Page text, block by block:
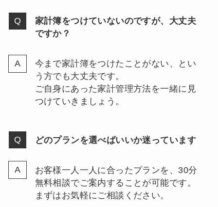
家計簿をつけていないのですが、大丈夫
ですか？
今まで家計簿をつけたことがない、とい
う方でも大丈夫です。
ご自身にあった家計管理方法を一緒に見
つけていきましょう。
どのプランを選べばいいか迷っています
お客様一人一人に合ったプランを、30分
無料相談でご案内することが可能です。
まずはお気軽にご相談ください。